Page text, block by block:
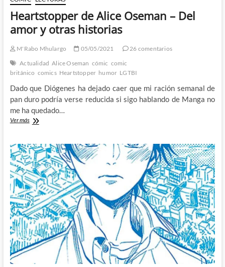
Heartstopper de Alice Oseman – Del
amor y otras historias
M'Rabo Mhulargo 05/05/2021
26 comentarios
Actualidad Alice Oseman cómic comic
británico comics Heartstopper humor LGTBI
Dado que Diógenes ha dejado caer que mi ración semanal de
pan duro podría verse reducida si sigo hablando de Manga no
me ha quedado…
Ver másHeartstopper
Oseman
–
Del
amor
y
otras
historias